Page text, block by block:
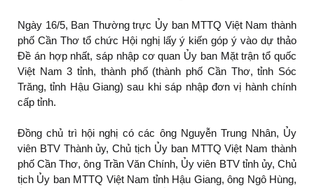
Ngày 16/5, Ban Thường trực Ủy ban MTTQ Việt Nam thành
phố Cần Thơ tổ chức Hội nghị lấy ý kiến góp ý vào dự thảo
Đề án hợp nhất, sáp nhập cơ quan Ủy ban Mặt trận tổ quốc
Việt Nam 3 tỉnh, thành phố (thành phố Cần Thơ, tỉnh Sóc
Trăng, tỉnh Hậu Giang) sau khi sáp nhập đơn vị hành chính
cấp tỉnh.
Đồng chủ trì hội nghị có các ông Nguyễn Trung Nhân, Ủy
viên BTV Thành ủy, Chủ tịch Ủy ban MTTQ Việt Nam thành
phố Cần Thơ, ông Trần Văn Chính, Ủy viên BTV tỉnh ủy, Chủ
tịch Ủy ban MTTQ Việt Nam tỉnh Hậu Giang, ông Ngô Hùng,